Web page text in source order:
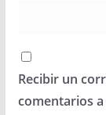
Recibir un
comentarios